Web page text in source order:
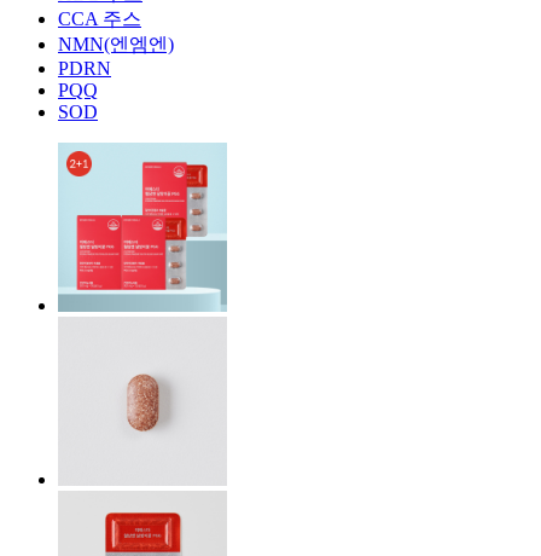
CCA 주스
NMN(엔엠엔)
PDRN
PQQ
SOD